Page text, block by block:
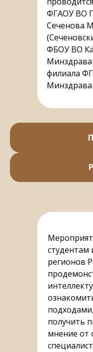
ФГАОУ ВО
Сеченова
ФБОУ ВО
филиала
Минздрава
студентам
регионов
получить
мнение от